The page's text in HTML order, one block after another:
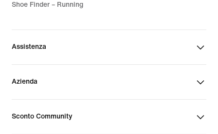
Shoe Finder – Running
Assistenza
Azienda
Sconto Community